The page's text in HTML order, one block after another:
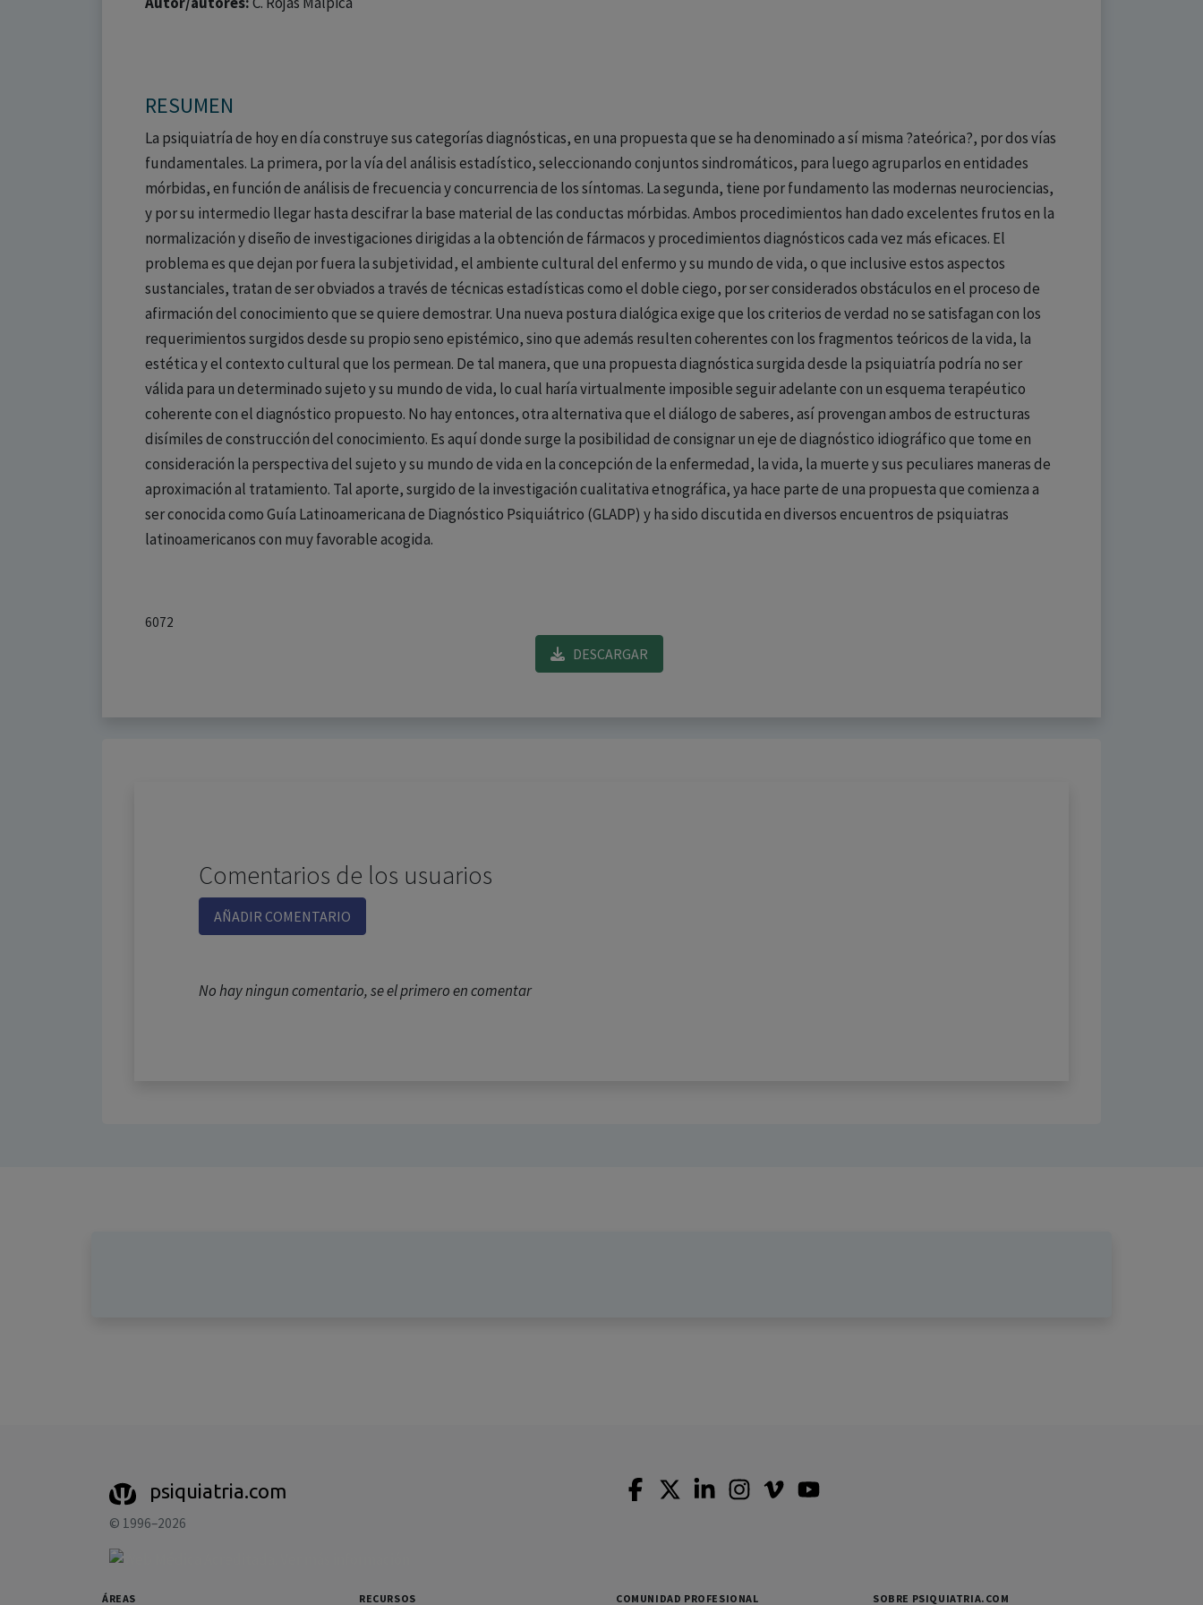
RESUMEN
La psiquiatría de hoy en día construye sus categorías diagnósticas, en una propuesta que se ha denominado a sí misma ?ateórica?, por dos vías
fundamentales. La primera, por la vía del análisis estadístico, seleccionando conjuntos sindromáticos, para luego agruparlos en entidades
mórbidas, en función de análisis de frecuencia y concurrencia de los síntomas. La segunda, tiene por fundamento las modernas neurociencias,
y por su intermedio llegar hasta descifrar la base material de las conductas mórbidas. Ambos procedimientos han dado excelentes frutos en la
normalización y diseño de investigaciones dirigidas a la obtención de fármacos y procedimientos diagnósticos cada vez más eficaces. El
problema es que dejan por fuera la subjetividad, el ambiente cultural del enfermo y su mundo de vida, o que inclusive estos aspectos
sustanciales, tratan de ser obviados a través de técnicas estadísticas como el doble ciego, por ser considerados obstáculos en el proceso de
afirmación del conocimiento que se quiere demostrar. Una nueva postura dialógica exige que los criterios de verdad no se satisfagan con los
requerimientos surgidos desde su propio seno epistémico, sino que además resulten coherentes con los fragmentos teóricos de la vida, la
estética y el contexto cultural que los permean. De tal manera, que una propuesta diagnóstica surgida desde la psiquiatría podría no ser
válida para un determinado sujeto y su mundo de vida, lo cual haría virtualmente imposible seguir adelante con un esquema terapéutico
coherente con el diagnóstico propuesto. No hay entonces, otra alternativa que el diálogo de saberes, así provengan ambos de estructuras
disímiles de construcción del conocimiento. Es aquí donde surge la posibilidad de consignar un eje de diagnóstico idiográfico que tome en
consideración la perspectiva del sujeto y su mundo de vida en la concepción de la enfermedad, la vida, la muerte y sus peculiares maneras de
aproximación al tratamiento. Tal aporte, surgido de la investigación cualitativa etnográfica, ya hace parte de una propuesta que comienza a
ser conocida como Guía Latinoamericana de Diagnóstico Psiquiátrico (GLADP) y ha sido discutida en diversos encuentros de psiquiatras
latinoamericanos con muy favorable acogida.
6072
DESCARGAR
Comentarios de los usuarios
AÑADIR COMENTARIO
No hay ningun comentario, se el primero en comentar
psiquiatria.com
© 1996–2026
ÁREAS RECURSOS COMUNIDAD PROFESIONAL SOBRE PSIQUIATRIA.COM